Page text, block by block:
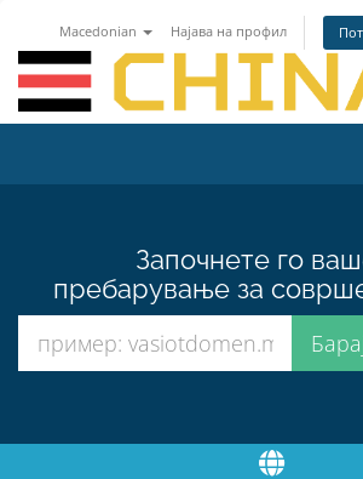
Macedonian Најава на профил
Започнете го
пребарување за